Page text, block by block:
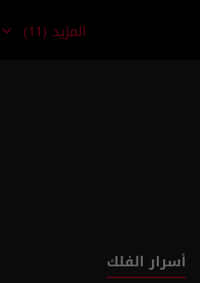
المزيد (11)
أسرار الفلك